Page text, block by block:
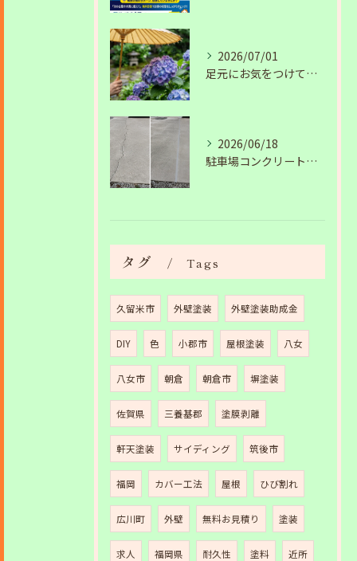
2026/07/01
足元にお気をつけて。梅雨の季節を安全・快適に乗り切るコツ
2026/06/18
駐車場コンクリートのひび割れは放置NG？原因と補修工事の施工事例を紹介
タグ Tags
久留米市 外壁塗装 外壁塗装助成金
DIY 色 小郡市 屋根塗装 八女
八女市 朝倉 朝倉市 塀塗装
佐賀県 三養基郡 塗膜剥離
軒天塗装 サイディング 筑後市
福岡 カバー工法 屋根 ひび割れ
広川町 外壁 無料お見積り 塗装
求人 福岡県 耐久性 塗料 近所